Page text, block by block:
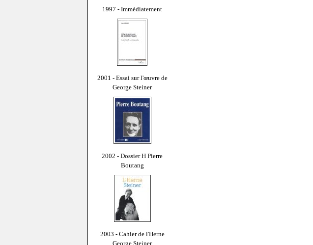
1997 - Immédiatement
2001 - Essai sur l'œuvre de
George Steiner
2002 - Dossier H Pierre
Boutang
2003 - Cahier de l'Herne
George Steiner